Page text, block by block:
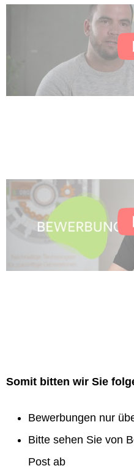
Somit bitten wir Sie
Bewerbungen nur
Bitte sehen Sie von
Post ab